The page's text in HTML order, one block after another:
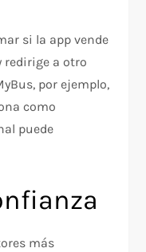
si la app vende
redirige a otro
por ejemplo,
como
puede
más